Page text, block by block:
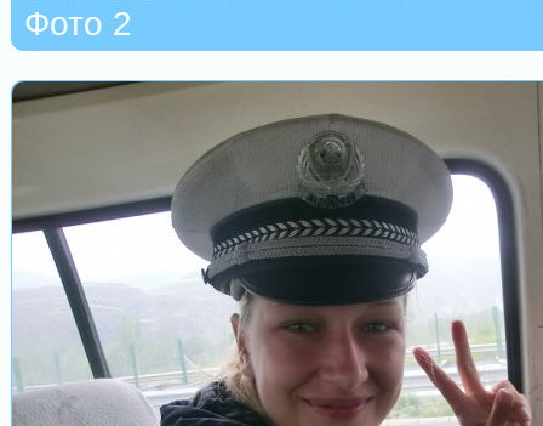
Фото 2